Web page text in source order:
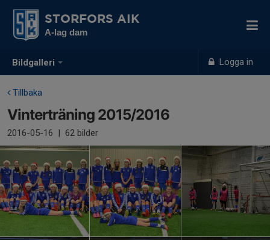
Bildgalleri Logga in
STORFORS AIK
A-lag dam
Tillbaka
Vinterträning 2015/2016
2016-05-16 | 62 bilder